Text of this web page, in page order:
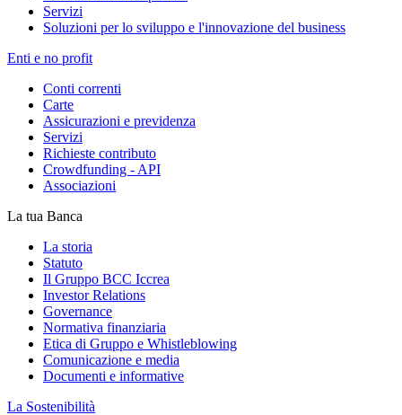
Servizi
Soluzioni per lo sviluppo e l'innovazione del business
Enti e no profit
Conti correnti
Carte
Assicurazioni e previdenza
Servizi
Richieste contributo
Crowdfunding - API
Associazioni
La tua Banca
La storia
Statuto
Il Gruppo BCC Iccrea
Investor Relations
Governance
Normativa finanziaria
Etica di Gruppo e Whistleblowing
Comunicazione e media
Documenti e informative
La Sostenibilità